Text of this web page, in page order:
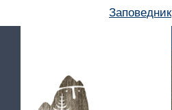
Заповедник